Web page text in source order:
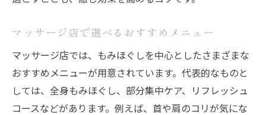
マッサージ店で選べるおすすめメニュー
マッサージ店では、もみほぐしを中心としたさまざまな
おすすめメニューが用意されています。代表的なものと
しては、全身もみほぐし、部分集中ケア、リフレッシュ
コースなどがあります。例えば、首や肩のコリが気にな